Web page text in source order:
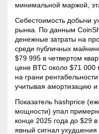
минимальной маржой,
Себестоимость добычи
рынка. По данным
денежные затраты на
среди публичных
$79 995 в четвертом
цене BTC около $71 000
на грани
учитывая амортизацию
Показатель hashprice
мощности) упал
конце 2025 года до $29
явный сигнал